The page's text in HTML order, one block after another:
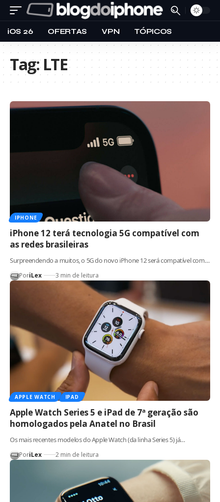
iOS 26 OFERTAS VPN TÓPICOS
Tag:LTE
IPHONE
iPhone 12 terá tecnologia 5G compatível com
as redes brasileiras
Surpreendendo a muitos, o 5G do novo iPhone 12 será compatível com…
PoriLex 3 min de leitura
APPLE WATCH IPAD
Apple Watch Series 5 e iPad de 7ª geração são
homologados pela Anatel no Brasil
Os mais recentes modelos do Apple Watch (da linha Series 5) já…
PoriLex 2 min de leitura